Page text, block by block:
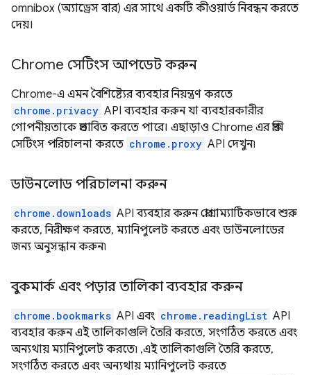
omnibox (অ্যাড্রেস বার) এর সাথে একটি কীওয়ার্ড নিবন্ধন করতে
দেয়।
Chrome সেটিংস আপডেট করুন
Chrome-এ এমন বৈশিষ্ট্যের ব্যবহার নিয়ন্ত্রণ করতে
chrome.privacy API ব্যবহার করুন যা ব্যবহারকারীর
গোপনীয়তাকে প্রভাবিত করতে পারে। এছাড়াও Chrome এর প্রক্সি
সেটিংস পরিচালনা করতে chrome.proxy API দেখুন৷
ডাউনলোড পরিচালনা করুন
chrome.downloads API ব্যবহার করুন প্রোগ্রাম্যাটিকভাবে শুরু
করতে, নিরীক্ষণ করতে, ম্যানিপুলেট করতে এবং ডাউনলোডের
জন্য অনুসন্ধান করুন৷
বুকমার্ক এবং পড়ার তালিকা ব্যবহার করুন
chrome.bookmarks API এবং chrome.readingList API
ব্যবহার করুন এই তালিকাগুলি তৈরি করতে, সংগঠিত করতে এবং
অন্যথায় ম্যানিপুলেট করতে৷ ,এই তালিকাগুলি তৈরি করতে,
সংগঠিত করতে এবং অন্যথায় ম্যানিপুলেট করতে